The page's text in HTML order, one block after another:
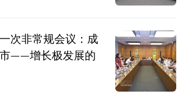
次非常规会议：成
——增长极发展的